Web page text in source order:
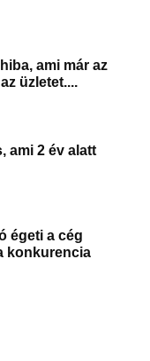
ami már az
üzletet....
ami 2 év alatt
égeti a cég
konkurencia